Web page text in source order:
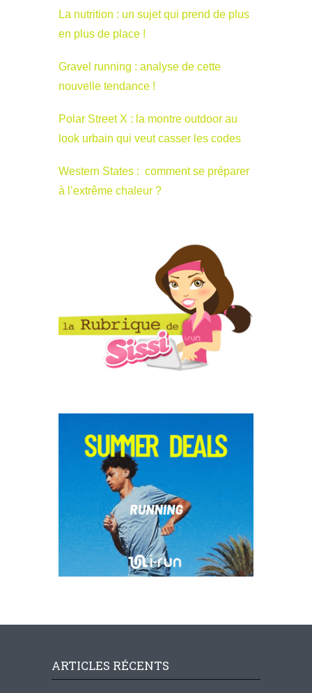
La nutrition : un sujet qui prend de plus
en plus de place !
Gravel running : analyse de cette
nouvelle tendance !
Polar Street X : la montre outdoor au
look urbain qui veut casser les codes
Western States : comment se préparer
à l’extrême chaleur ?
ARTICLES RÉCENTS